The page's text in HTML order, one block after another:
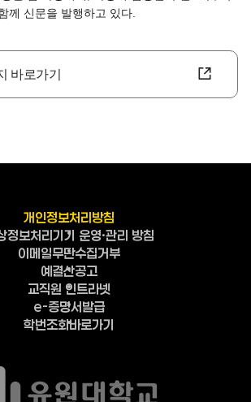
께 신문을 발행하고 있다.
바로가기
개인정보처리방침
정보처리기기 운영·관리 방침
이메일무단수집거부
예결산공고
교직원 인트라넷
e-증명서발급
학번조회바로가기